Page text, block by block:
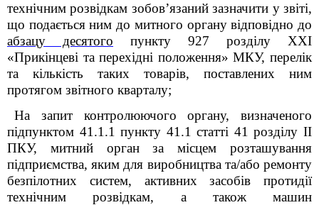
технічним розвідкам зобов’язаний зазначити у звіті,
що подається ним до митного органу відповідно до
абзацу десятого пункту 927 розділу XXI
«Прикінцеві та перехідні положення» МКУ, перелік
та кількість таких товарів, поставлених ним
протягом звітного кварталу;
На запит контролюючого органу, визначеного
підпунктом 41.1.1 пункту 41.1 статті 41 розділу ІІ
ПКУ, митний орган за місцем розташування
підприємства, яким для виробництва та/або ремонту
безпілотних систем, активних засобів протидії
технічним розвідкам, а також машин